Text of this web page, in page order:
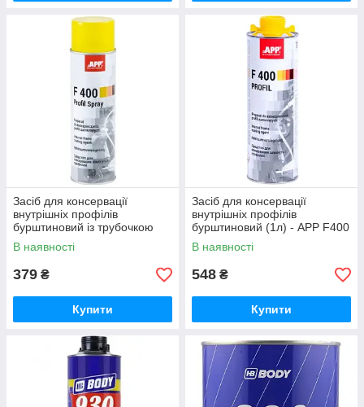
Засіб для консервації
внутрішніх профілів
бурштиновий із трубочкою
(0,5л) - APP F400 Profil Spray
В наявності
379 ₴
Купити
Засіб для консервації
внутрішніх профілів
бурштиновий (1л) - APP F400
Profil
В наявності
548 ₴
Купити